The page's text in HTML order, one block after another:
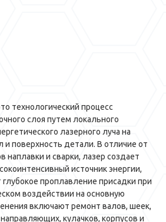
технологический процесс
слоя путем локального
лазерного луча на
и поверхность детали. В отличие от
и сварки, лазер создает
источник энергии,
проплавление присадки при
воздействии на основную
включают ремонт валов, шеек,
кулачков, корпусов и